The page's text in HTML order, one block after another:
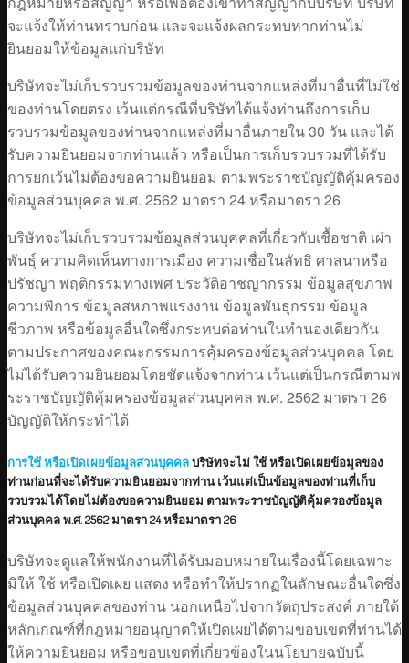
จะแจ้งให้ท่านทราบก่อน และจะแจ้งผลกระทบหากท่านไม่
ยินยอมให้ข้อมูลแก่บริษัท
บริษัทจะไม่เก็บรวบรวมข้อมูลของท่านจากแหล่งที่มาอื่นที่ไม่ใช่
ของท่านโดยตรง เว้นแต่กรณีที่บริษัทได้แจ้งท่านถึงการเก็บ
รวบรวมข้อมูลของท่านจากแหล่งที่มาอื่นภายใน 30 วัน และได้
รับความยินยอมจากท่านแล้ว หรือเป็นการเก็บรวบรวมที่ได้รับ
การยกเว้นไม่ต้องขอความยินยอม ตามพระราชบัญญัติคุ้มครอง
ข้อมูลส่วนบุคคล พ.ศ. 2562 มาตรา 24 หรือมาตรา 26
บริษัทจะไม่เก็บรวบรวมข้อมูลส่วนบุคคลที่เกี่ยวกับเชื้อชาติ เผ่า
พันธ์ุ ความคิดเห็นทางการเมือง ความเชื่อในลัทธิ ศาสนาหรือ
ปรัชญา พฤติกรรมทางเพศ ประวัติอาชญากรรม ข้อมูลสุขภาพ
ความพิการ ข้อมูลสหภาพแรงงาน ข้อมูลพันธุกรรม ข้อมูล
ชีวภาพ หรือข้อมูลอื่นใดซึ่งกระทบต่อท่านในทำนองเดียวกัน
ตามประกาศของคณะกรรมการคุ้มครองข้อมูลส่วนบุคคล โดย
ไม่ได้รับความยินยอมโดยชัดแจ้งจากท่าน เว้นแต่เป็นกรณีตามพ
ระราชบัญญัติคุ้มครองข้อมูลส่วนบุคคล พ.ศ. 2562 มาตรา 26
บัญญัติให้กระทำได้
การใช้ หรือเปิดเผยข้อมูลส่วนบุคคลบริษัทจะไม่ ใช้ หรือเปิดเผยข้อมูลของ
ท่านก่อนที่จะได้รับความยินยอมจากท่าน เว้นแต่เป็นข้อมูลของท่านที่เก็บ
รวบรวมได้โดยไม่ต้องขอความยินยอม ตามพระราชบัญญัติคุ้มครองข้อมูล
ส่วนบุคคล พ.ศ. 2562 มาตรา 24 หรือมาตรา 26
บริษัทจะดูแลให้พนักงานที่ได้รับมอบหมายในเรื่องนี้โดยเฉพาะ
มิให้ ใช้ หรือเปิดเผย แสดง หรือทำให้ปรากฏในลักษณะอื่นใดซึ่ง
ข้อมูลส่วนบุคคลของท่าน นอกเหนือไปจากวัตถุประสงค์ ภายใต้
หลักเกณฑ์ที่กฎหมายอนุญาตให้เปิดเผยได้ตามขอบเขตที่ท่านได้
ให้ความยินยอม หรือขอบเขตที่เกี่ยวข้องในนโยบายฉบับนี้